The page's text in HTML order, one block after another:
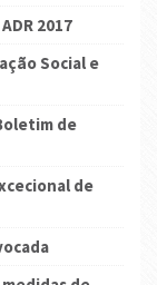
2017
Social e
de
de